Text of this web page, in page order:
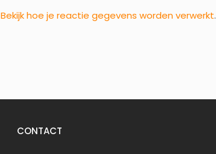
Bekijk hoe je reactie gegevens worden verwerkt.
CONTACT